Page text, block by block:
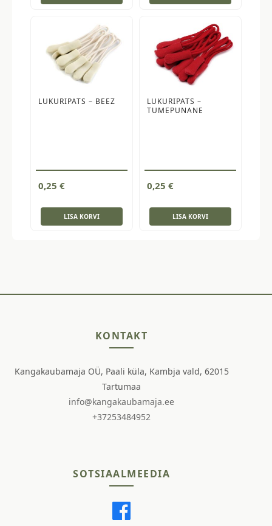
LUKURIPATS – BEEZ
0,25 €
LISA KORVI
LUKURIPATS –
TUMEPUNANE
0,25 €
LISA KORVI
KONTAKT
Kangakaubamaja OÜ, Paali küla, Kambja vald, 62015
Tartumaa
info@kangakaubamaja.ee
+37253484952
SOTSIAALMEEDIA